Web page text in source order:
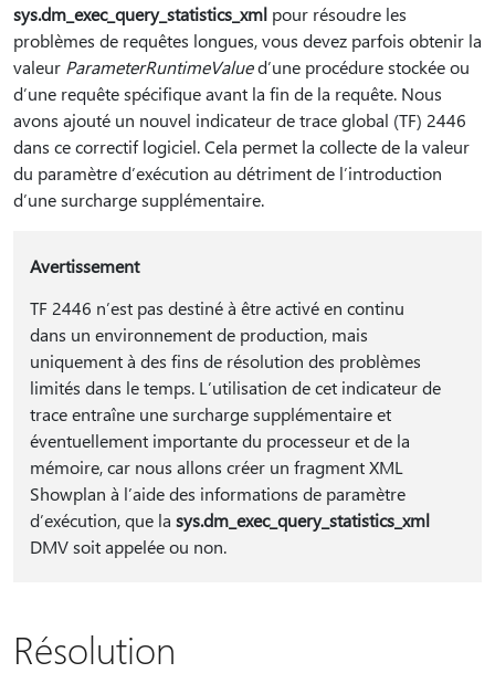
sys.dm_exec_query_statistics_xml pour résoudre les
problèmes de requêtes longues, vous devez parfois obtenir la
valeur ParameterRuntimeValued’une procédure stockée ou
d’une requête spécifique avant la fin de la requête. Nous
avons ajouté un nouvel indicateur de trace global (TF) 2446
dans ce correctif logiciel. Cela permet la collecte de la valeur
du paramètre d’exécution au détriment de l’introduction
d’une surcharge supplémentaire.
Avertissement
TF 2446 n’est pas destiné à être activé en continu
dans un environnement de production, mais
uniquement à des fins de résolution des problèmes
limités dans le temps. L’utilisation de cet indicateur de
trace entraîne une surcharge supplémentaire et
éventuellement importante du processeur et de la
mémoire, car nous allons créer un fragment XML
Showplan à l’aide des informations de paramètre
d’exécution, que la sys.dm_exec_query_statistics_xml
DMV soit appelée ou non.
Résolution